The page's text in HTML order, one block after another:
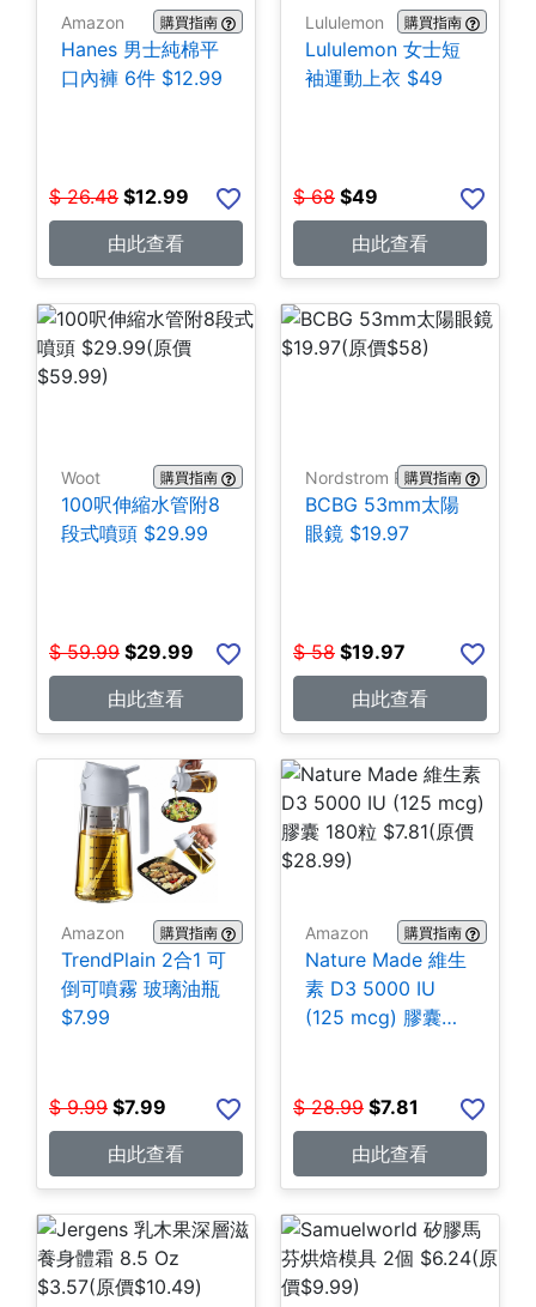
Amazon 購買指南
Hanes 男士純棉平
口內褲 6件 $12.99
$ 26.48 $12.99
由此查看
Lululemon 購買指南
Lululemon 女士短
袖運動上衣 $49
$ 68 $49
由此查看
Woot 購買指南
100呎伸縮水管附8
段式噴頭 $29.99
$ 59.99 $29.99
由此查看
Nordstrom Rack購買指南
BCBG 53mm太陽
眼鏡 $19.97
$ 58 $19.97
由此查看
Amazon 購買指南
TrendPlain 2合1 可
倒可噴霧 玻璃油瓶
$7.99
$ 9.99 $7.99
由此查看
Amazon 購買指南
Nature Made 維生
素 D3 5000 IU
(125 mcg) 膠囊
$ 28.99 $7.81
由此查看